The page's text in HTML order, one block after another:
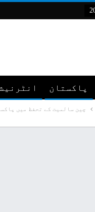
پاکستان
چین سالمیت کے تحفظ میں